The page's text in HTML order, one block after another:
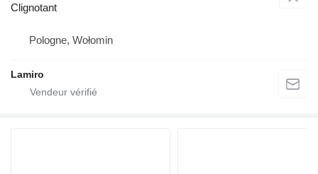
Clignotant
Pologne, Wołomin
Lamiro